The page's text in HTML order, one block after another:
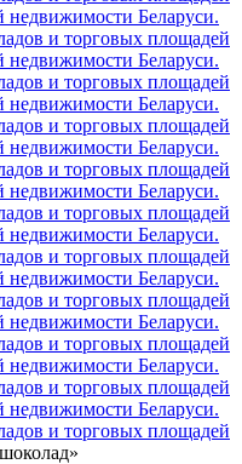
недвижимости Беларуси.
и торговых площадей
недвижимости Беларуси.
и торговых площадей
недвижимости Беларуси.
и торговых площадей
недвижимости Беларуси.
и торговых площадей
недвижимости Беларуси.
и торговых площадей
недвижимости Беларуси.
и торговых площадей
недвижимости Беларуси.
и торговых площадей
недвижимости Беларуси.
и торговых площадей
недвижимости Беларуси.
и торговых площадей
недвижимости Беларуси.
и торговых площадей